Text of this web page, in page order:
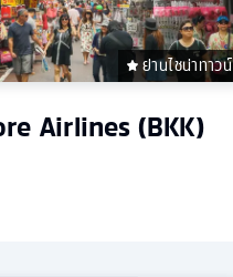
ย่านไชน่าทาวน์
Airlines (BKK)